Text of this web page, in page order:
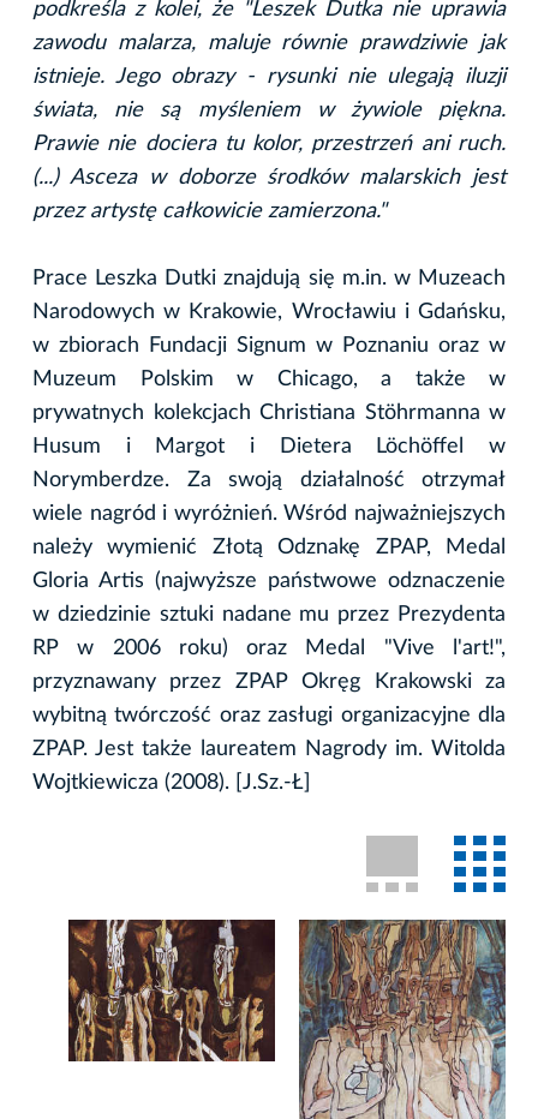
podkreśla z kolei, że "Leszek Dutka nie uprawia
zawodu malarza, maluje równie prawdziwie jak
istnieje. Jego obrazy - rysunki nie ulegają iluzji
świata, nie są myśleniem w żywiole piękna.
Prawie nie dociera tu kolor, przestrzeń ani ruch.
(...) Asceza w doborze środków malarskich jest
przez artystę całkowicie zamierzona."
Prace Leszka Dutki znajdują się m.in. w Muzeach
Narodowych w Krakowie, Wrocławiu i Gdańsku,
w zbiorach Fundacji Signum w Poznaniu oraz w
Muzeum Polskim w Chicago, a także w
prywatnych kolekcjach Christiana Stöhrmanna w
Husum i Margot i Dietera Löchöffel w
Norymberdze. Za swoją działalność otrzymał
wiele nagród i wyróżnień. Wśród najważniejszych
należy wymienić Złotą Odznakę ZPAP, Medal
Gloria Artis (najwyższe państwowe odznaczenie
w dziedzinie sztuki nadane mu przez Prezydenta
RP w 2006 roku) oraz Medal "Vive l'art!",
przyznawany przez ZPAP Okręg Krakowski za
wybitną twórczość oraz zasługi organizacyjne dla
ZPAP. Jest także laureatem Nagrody im. Witolda
Wojtkiewicza (2008). [J.Sz.-Ł]